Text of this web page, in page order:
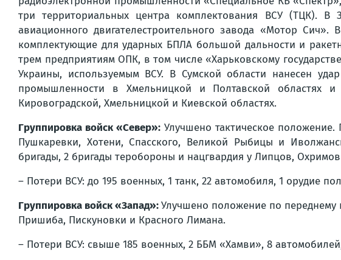
три территориальных центра комплектования ВСУ (ТЦК).
авиационного двигателестроительного завода «Мотор
комплектующие для ударных БПЛА большой дальности и
трем предприятиям ОПК, в том числе «Харьковскому
Украины, используемым ВСУ. В Сумской области нанесен
промышленности в Хмельницкой и Полтавской областях
Кировоградской, Хмельницкой и Киевской областях.
Группировка войск «Север»: Улучшено тактическое
Пушкаревки, Хотени, Спасского, Великой Рыбицы и
бригады, 2 бригады теробороны и нацгвардия у Липцов,
– Потери ВСУ: до 195 военных, 1 танк, 22 автомобиля, 1 орудие
Группировка войск «Запад»:Улучшено положение по
Пришиба, Пискуновки и Красного Лимана.
– Потери ВСУ: свыше 185 военных, 2 ББМ «Хамви», 8